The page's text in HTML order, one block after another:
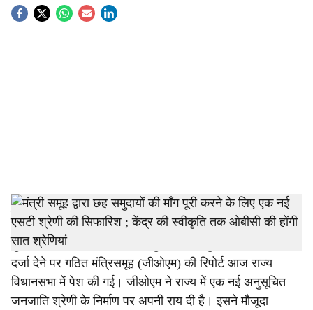
S
h
a
r
e
स्टाफ रिपोर्टर
गुवाहाटी: असम के छह जातीय समुदायों को अनुसूचित जनजाति का
दर्जा देने पर गठित मंत्रिसमूह (जीओएम) की रिपोर्ट आज राज्य
विधानसभा में पेश की गई। जीओएम ने राज्य में एक नई अनुसूचित
जनजाति श्रेणी के निर्माण पर अपनी राय दी है। इसने मौजूदा